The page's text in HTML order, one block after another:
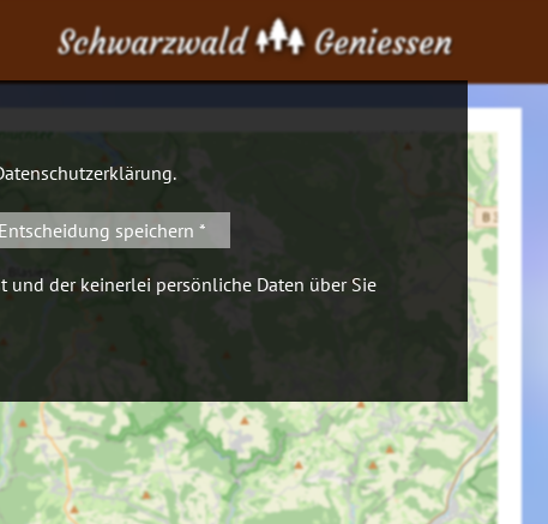
Schwarzwald Geniessen
.
speichern *
der keinerlei persönliche Daten über Sie